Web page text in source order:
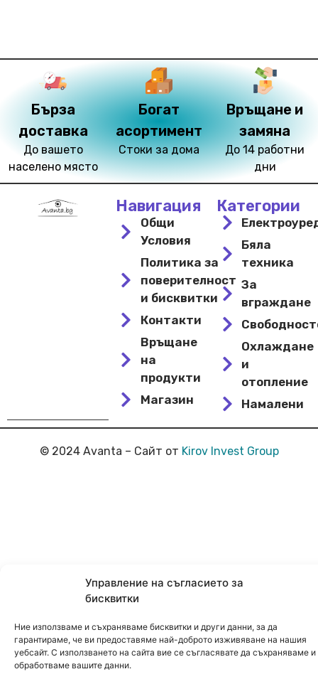
Управление на съгласието за
бисквитки
Ние използваме и съхраняваме бисквитки и други данни, за да
гарантираме, че ви предоставяме най-доброто изживяване на нашия
уебсайт. С използването на сайта вие се съгласявате да съхраняваме и
обработваме вашите данни.
Бърза
доставка
До вашето
населено място
Богат
асортимент
Стоки за дома
Връщане и
замяна
До 14 работни
дни
Навигация
Общи
Условия
Политика за
поверителност
и бисквитки
Контакти
Връщане
на
продукти
Магазин
Категории
Бяла
техника
За
вграждане
Охлаждане
и
отопление
Намалени
© 2024 Avanta – Сайт от Kirov Invest Group